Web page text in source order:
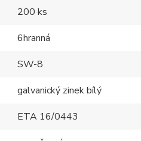
200 ks
6hranná
SW-8
galvanický zinek bílý
ETA 16/0443